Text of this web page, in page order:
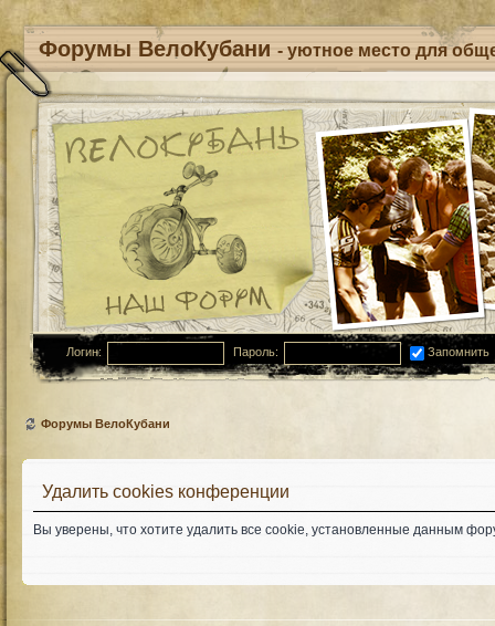
Форумы ВелоКубани - уютное место для
Логин: Пароль: Запомнить
Форумы ВелоКубани
Удалить cookies конференции
Вы уверены, что хотите удалить все cookie, установленные данным